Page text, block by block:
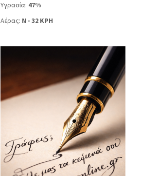
Υγρασία: 47%
Αέρας: N - 32 KPH